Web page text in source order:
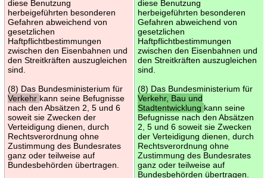
diese Benutzung
herbeigeführten besonderen
Gefahren abweichend von
gesetzlichen
Haftpflichtbestimmungen
zwischen den Eisenbahnen und
den Streitkräften auszugleichen
sind.
(8) Das Bundesministerium für
Verkehr kann seine Befugnisse
nach den Absätzen 2, 5 und 6
soweit sie Zwecken der
Verteidigung dienen, durch
Rechtsverordnung ohne
Zustimmung des Bundesrates
ganz oder teilweise auf
Bundesbehörden übertragen.
diese Benutzung
herbeigeführten besonderen
Gefahren abweichend von
gesetzlichen
Haftpflichtbestimmungen
zwischen den Eisenbahnen und
den Streitkräften auszugleichen
sind.
(8) Das Bundesministerium für
Verkehr, Bau und
Stadtentwicklung kann seine
Befugnisse nach den Absätzen
2, 5 und 6 soweit sie Zwecken
der Verteidigung dienen, durch
Rechtsverordnung ohne
Zustimmung des Bundesrates
ganz oder teilweise auf
Bundesbehörden übertragen.